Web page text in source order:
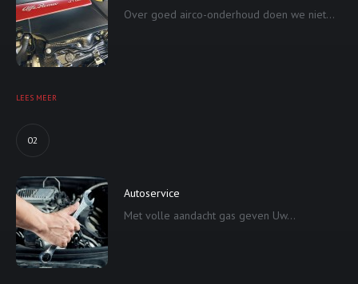
Over goed airco-onderhoud doen we niet...
LEES MEER
02
Autoservice
Met volle aandacht gas geven Uw...